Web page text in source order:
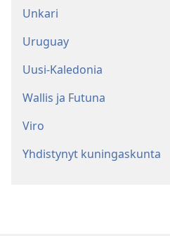
Unkari
Uruguay
Uusi-Kaledonia
Wallis ja Futuna
Viro
Yhdistynyt kuningaskunta